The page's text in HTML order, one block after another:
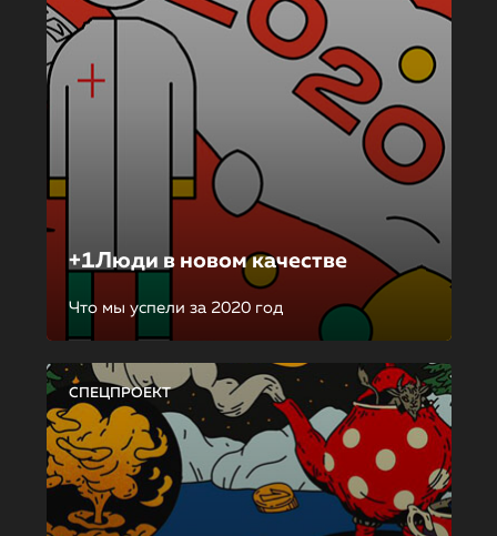
+1Люди в новом качестве
Что мы успели за 2020 год
СПЕЦПРОЕКТ